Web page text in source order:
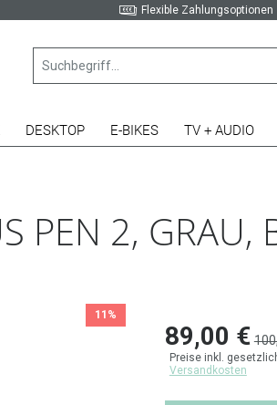
Flexible Zahlungsoptionen
DESKTOP E-BIKES TV + AUDIO
PEN 2, GRAU,
11%
89,00 €
Preise inkl.
Versandkosten